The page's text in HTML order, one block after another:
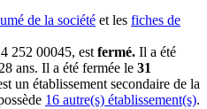
de la société et les fiches de
252 00045, est fermé. Il a été
28 ans. Il a été fermée le 31
un établissement secondaire de la
16 autre(s) établissement(s).